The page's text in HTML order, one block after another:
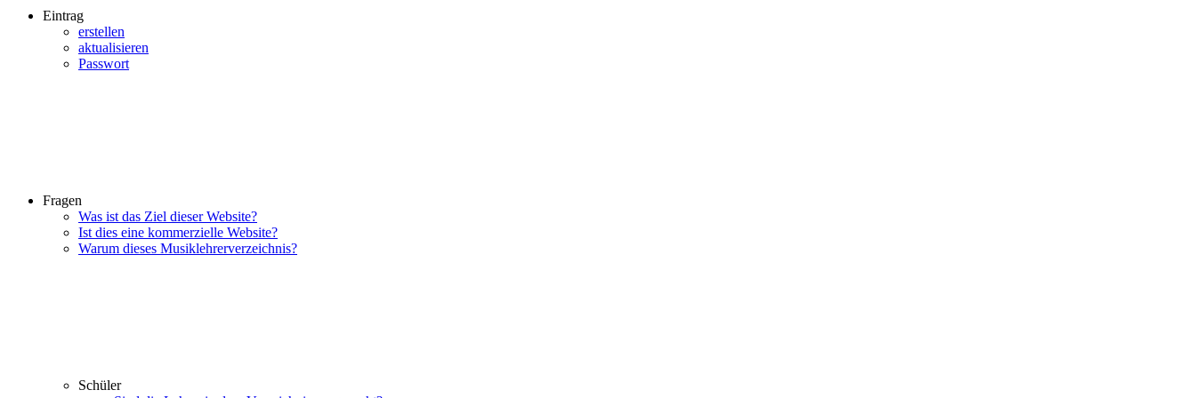
Eintrag
erstellen
aktualisieren
Passwort
Fragen
Was ist das Ziel dieser Website?
Ist dies eine kommerzielle Website?
Warum dieses Musiklehrerverzeichnis?
Schüler